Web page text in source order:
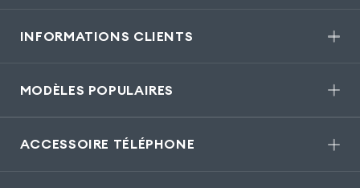
INFORMATIONS CLIENTS
MODÈLES POPULAIRES
ACCESSOIRE TÉLÉPHONE